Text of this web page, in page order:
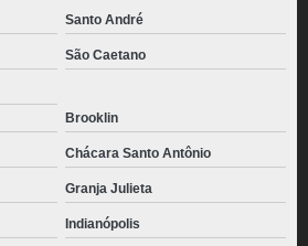
Santo André
São Caetano
Brooklin
Chácara Santo Antônio
Granja Julieta
Indianópolis